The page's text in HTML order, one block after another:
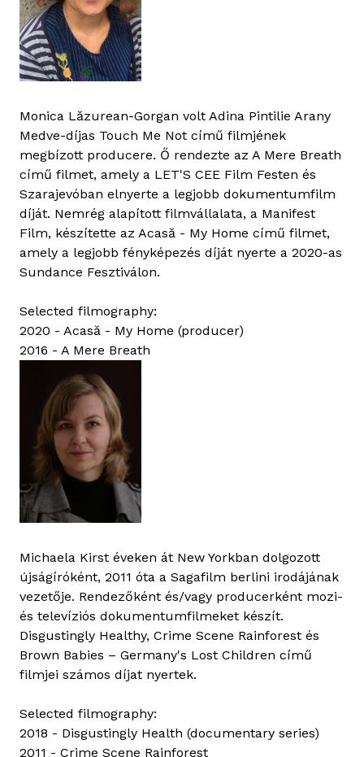
Monica Lăzurean-Gorgan volt Adina Pintilie Arany
Medve-díjas Touch Me Not című filmjének
megbízott producere. Ő rendezte az A Mere Breath
című filmet, amely a LET'S CEE Film Festen és
Szarajevóban elnyerte a legjobb dokumentumfilm
díját. Nemrég alapított filmvállalata, a Manifest
Film, készítette az Acasă - My Home című filmet,
amely a legjobb fényképezés díját nyerte a 2020-as
Sundance Fesztiválon.
Selected filmography:
2020 - Acasă - My Home (producer)
2016 - A Mere Breath
Michaela Kirst éveken át New Yorkban dolgozott
újságíróként, 2011 óta a Sagafilm berlini irodájának
vezetője. Rendezőként és/vagy producerként mozi-
és televíziós dokumentumfilmeket készít.
Disgustingly Healthy, Crime Scene Rainforest és
Brown Babies – Germany's Lost Children című
filmjei számos díjat nyertek.
Selected filmography:
2018 - Disgustingly Health (documentary series)
2011 - Crime Scene Rainforest